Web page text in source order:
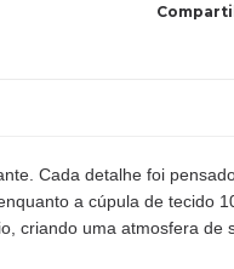
Cada detalhe foi
a cúpula de tecido
criando uma atmosfera